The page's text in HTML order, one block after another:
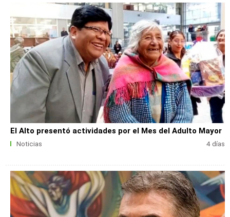
El Alto presentó actividades por el Mes del Adulto Mayor
Noticias 4 días